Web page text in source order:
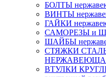
БОЛТЫ
ВИНТЫ
ГАЙКИ
САМОРЕЗЫ и
ШАЙБЫ
СТЯЖКИ
НЕРЖАВЕЮЩАЯ
ВТУЛКИ